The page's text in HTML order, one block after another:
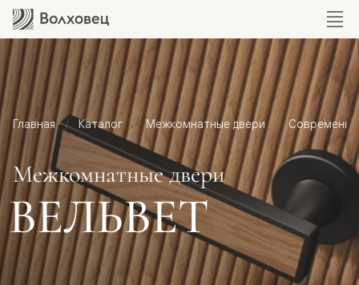
Главная Каталог Межкомнатные двери
Межкомнатные двери
ВЕЛЬВЕТ